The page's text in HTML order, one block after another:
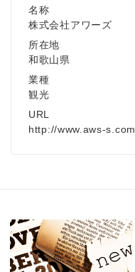
名称
株式会社アワーズ
所在地
和歌山県
業種
観光
URL
http://www.aws-s.com